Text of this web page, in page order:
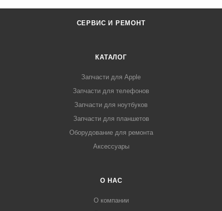
СЕРВИС И РЕМОНТ
КАТАЛОГ
Запчасти для Apple
Запчасти для телефонов
Запчасти для ноутбуков
Запчасти для планшетов
Оборудование для ремонта
Аксессуары
О НАС
О компании